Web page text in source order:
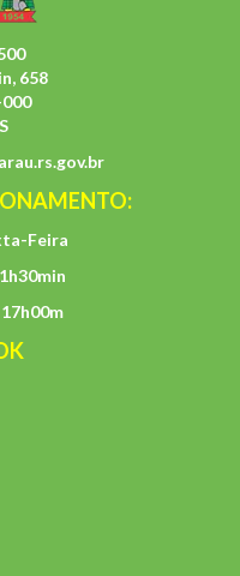
658
Feira